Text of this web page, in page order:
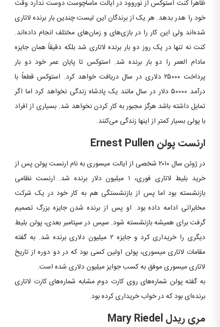
ظاهراً کنت استوکس از نوروود در ایالت ماساچوست دوست ندارد وقت
خود را هدر بدهد. هر یک از برندگان این لیست چندین بار برنده لاتاری
شده‌اند ولی این کار را در بازی‌های و زمان‌های مختلف انجام داده‌اند.
کنت نه تنها در یک روز دو بار برنده لاتاری شد بلکه دقیقاً همان جایزه
مادام العمر را دو بار برنده شد. استوکس تا پایان عمر خود دو بار
پرداخت ۲۵۰۰۰ دلاری در سال دریافت خواهد کرد. استوکس قطعاً با
درآمد ۵۰۰۰۰ دلار در سال مانند یک پادشاه زندگی نخواهد کرد اما اگر
تمایل داشته باشد هرگز مجبور به کار کردن نخواهد شد. بسیاری از افراد
با پولی بسیار کمتر از اینها زندگی می‌کنند.
ارنست پولن Ernest Pullen
در ژوئن سال ۲۰۱۰ شخصی از ایالت میسوری به نام ارنست پولن پس از
خرید بلیط لاتاری فوری، ۱ میلیون دلار برنده شد. ارنست نظامی
‌بازنشسته بود اما پس از بازنشستگی هم به کار خود در یک شرکت
مخابراتی ادامه داده بود. او پس از برنده شدن جایزه بزرگ تصمیم
گرفت برای همیشه بازنشسته شود. سپس در سپتامبر بعدی، پولن بلیط
دیگری را خریداری کرد و جایزه ۲ میلیون دلاری برنده شد. به گفته
مقامات لاتاری میسوری، پولن اولین کسی بود که در دو دوره از تاریخ
لاتاری میسوری موفق به کسب جوایز میلیون دلاری شده است.
به گفته پولن شماره‌های روی کارت دوم مشابه شماره‌های کارت لاتاری
برنده‌ای بود که در خواب خریداری کرده بود.
مری ریدل Mary Riedel